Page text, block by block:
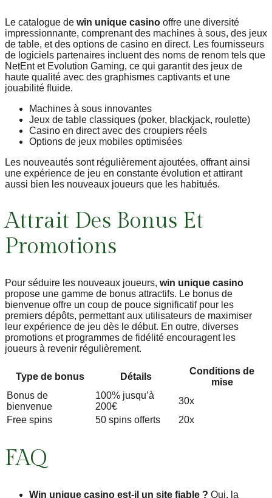
Le catalogue de win unique casino offre une diversité
impressionnante, comprenant des machines à sous, des jeux
de table, et des options de casino en direct. Les fournisseurs
de logiciels partenaires incluent des noms de renom tels que
NetEnt et Evolution Gaming, ce qui garantit des jeux de
haute qualité avec des graphismes captivants et une
jouabilité fluide.
Machines à sous innovantes
Jeux de table classiques (poker, blackjack, roulette)
Casino en direct avec des croupiers réels
Options de jeux mobiles optimisées
Les nouveautés sont régulièrement ajoutées, offrant ainsi
une expérience de jeu en constante évolution et attirant
aussi bien les nouveaux joueurs que les habitués.
Attrait Des Bonus Et
Promotions
Pour séduire les nouveaux joueurs, win unique casino
propose une gamme de bonus attractifs. Le bonus de
bienvenue offre un coup de pouce significatif pour les
premiers dépôts, permettant aux utilisateurs de maximiser
leur expérience de jeu dès le début. En outre, diverses
promotions et programmes de fidélité encouragent les
joueurs à revenir régulièrement.
Type de bonus Détails
Conditions de
mise
Bonus de
bienvenue
100% jusqu’à
200€
30x
Free spins
50 spins offerts 20x
FAQ
Win unique casino est-il un site fiable ? Oui, la